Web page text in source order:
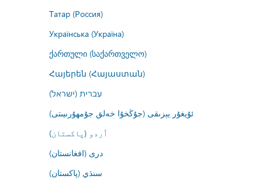
Татар (Россия)
Українська (Україна)
ქართული (საქართველო)
Հայերեն (Հայաստան)
עברית (ישראל)
ئۇيغۇر يېزىقى (جۇڭخۇا خەلق جۇمھۇرىيىتى)
اُردو (پاکستان)
درى (افغانستان)
سنڌي (پاکستان)